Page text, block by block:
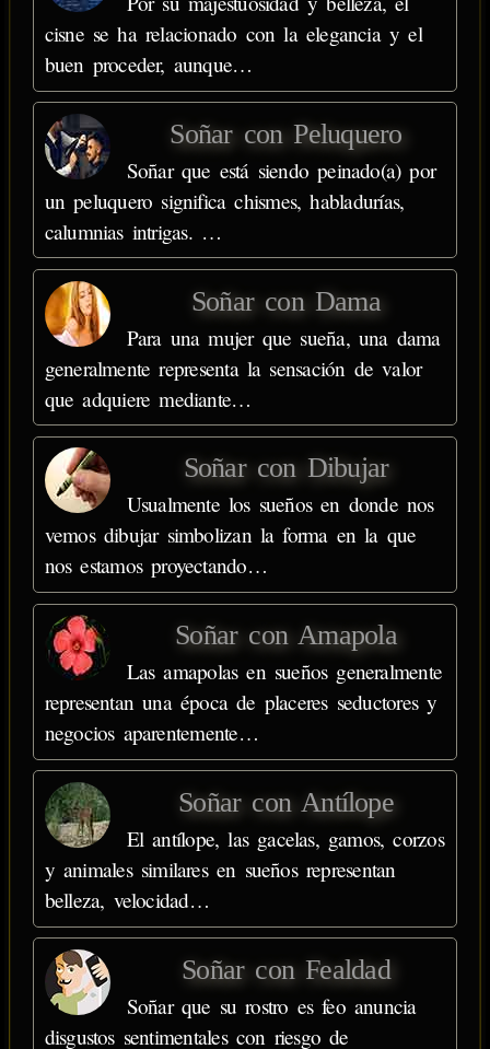
cisne se ha relacionado con la elegancia y el
buen proceder, aunque…
Soñar con Peluquero
Soñar que está siendo peinado(a) por
un peluquero significa chismes, habladurías,
calumnias intrigas. …
Soñar con Dama
Para una mujer que sueña, una dama
generalmente representa la sensación de valor
que adquiere mediante…
Soñar con Dibujar
Usualmente los sueños en donde nos
vemos dibujar simbolizan la forma en la que
nos estamos proyectando…
Soñar con Amapola
Las amapolas en sueños generalmente
representan una época de placeres seductores y
negocios aparentemente…
Soñar con Antílope
El antílope, las gacelas, gamos, corzos
y animales similares en sueños representan
belleza, velocidad…
Soñar con Fealdad
Soñar que su rostro es feo anuncia
disgustos sentimentales con riesgo de